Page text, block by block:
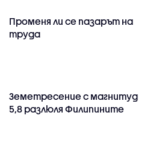
Променя ли се пазарът на
труда
Земетресение с магнитуд
5,8 разлюля Филипините